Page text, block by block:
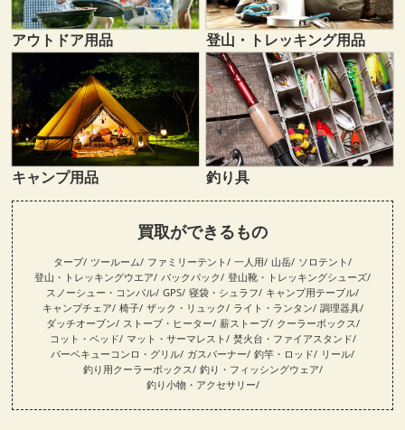
アウトドア用品 登山・トレッキング用品
キャンプ用品 釣り具
買取ができるもの
タープ ツールーム ファミリーテント 一人用 山岳 ソロテント
登山・トレッキングウエア
バックパック
登山靴・トレッキングシューズ
スノーシュー・コンパル GPS 寝袋・シュラフ
キャンプ用テーブル
キャンプチェア 椅子 ザック・リュック ライト・ランタン 調理器具
ダッチオーブン
ストーブ・ヒーター 薪ストーブ
クーラーボックス
コット・ベッド
マット・サーマレスト
焚火台・ファイアスタンド
バーベキューコンロ・グリル ガスバーナー 釣竿・ロッド
リール
釣り用クーラーボックス
釣り・フィッシングウェア
釣り小物・アクセサリー